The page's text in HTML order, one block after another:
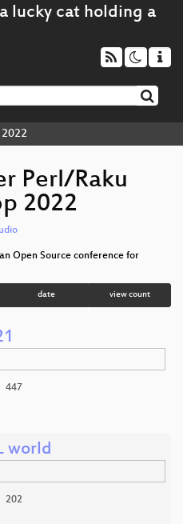
2022
Perl/Raku
2022
Open Source conference for
date view count
447
world
202